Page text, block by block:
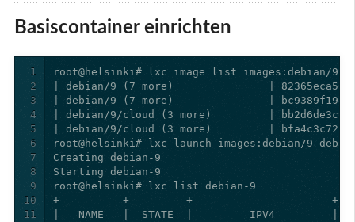
Basiscontainer einrichten
1
2
3
4
5
6
7
8
9
10
11